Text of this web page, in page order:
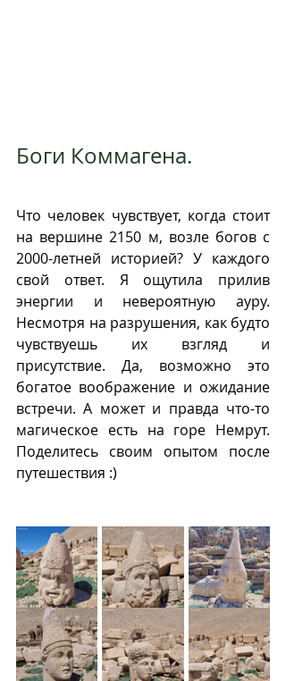
Боги Коммагена.
Что человек чувствует, когда стоит
на вершине 2150 м, возле богов с
2000-летней историей? У каждого
свой ответ. Я ощутила прилив
энергии и невероятную ауру.
Несмотря на разрушения, как будто
чувствуешь их взгляд и
присутствие. Да, возможно это
богатое воображение и ожидание
встречи. А может и правда что-то
магическое есть на горе Немрут.
Поделитесь своим опытом после
путешествия :)